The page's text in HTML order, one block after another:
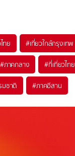
ทย #เที่ยวใกล้กรุงเทพ
#ภาคกลาง #ที่เที่ยวไทย
มชาติ #ภาคอีสาน